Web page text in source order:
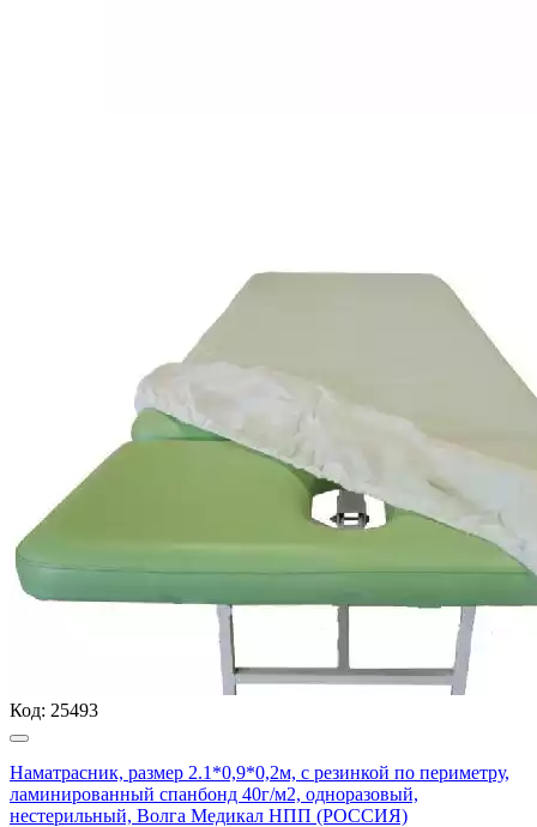
Код: 25493
Наматрасник, размер 2.1*0,9*0,2м, с резинкой по периметру,
ламинированный спанбонд 40г/м2, одноразовый,
нестерильный, Волга Медикал НПП (РОССИЯ)